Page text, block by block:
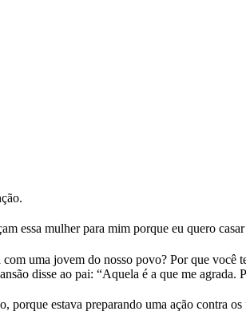
essa mulher para mim porque eu quero
uma jovem do nosso povo? Por que você
disse ao pai: “Aquela é a que me agrada.
estava preparando uma ação contra